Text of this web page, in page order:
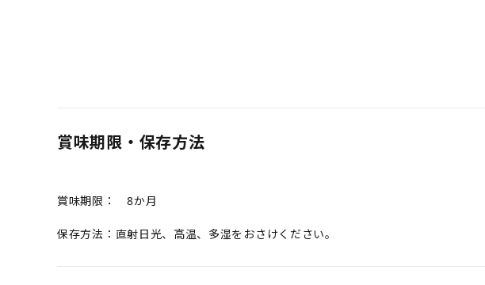
賞味期限・保存方法
賞味期限： 8か月
保存方法：直射日光、高温、多湿をおさけください。